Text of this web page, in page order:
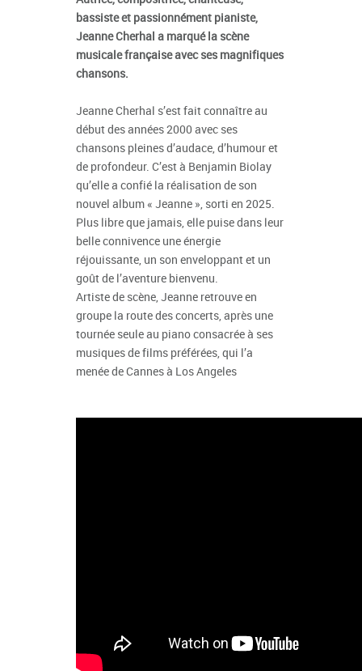
bassiste et passionnément pianiste,
Jeanne Cherhal a marqué la scène
musicale française avec ses magnifiques
chansons.
Jeanne Cherhal s’est fait connaître au
début des années 2000 avec ses
chansons pleines d’audace, d’humour et
de profondeur. C’est à Benjamin Biolay
qu’elle a confié la réalisation de son
nouvel album « Jeanne », sorti en 2025.
Plus libre que jamais, elle puise dans leur
belle connivence une énergie
réjouissante, un son enveloppant et un
goût de l’aventure bienvenu.
Artiste de scène, Jeanne retrouve en
groupe la route des concerts, après une
tournée seule au piano consacrée à ses
musiques de films préférées, qui l’a
menée de Cannes à Los Angeles